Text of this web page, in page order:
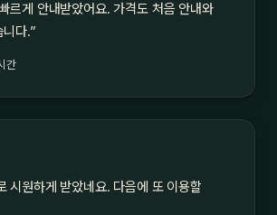
르게 안내받았어요. 가격도 처음 안내와
다.”
간
시원하게 받았네요. 다음에 또 이용할